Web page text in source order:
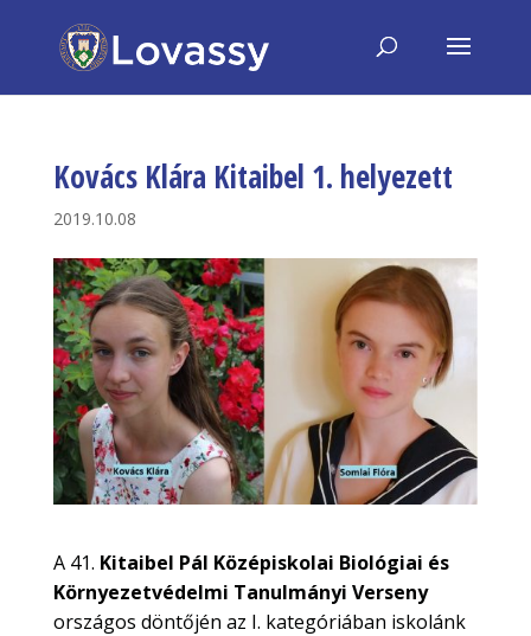
Kovács Klára Kitaibel 1. helyezett
2019.10.08
A 41. Kitaibel Pál Középiskolai Biológiai és
Környezetvédelmi Tanulmányi Verseny
országos döntőjén az I. kategóriában iskolánk